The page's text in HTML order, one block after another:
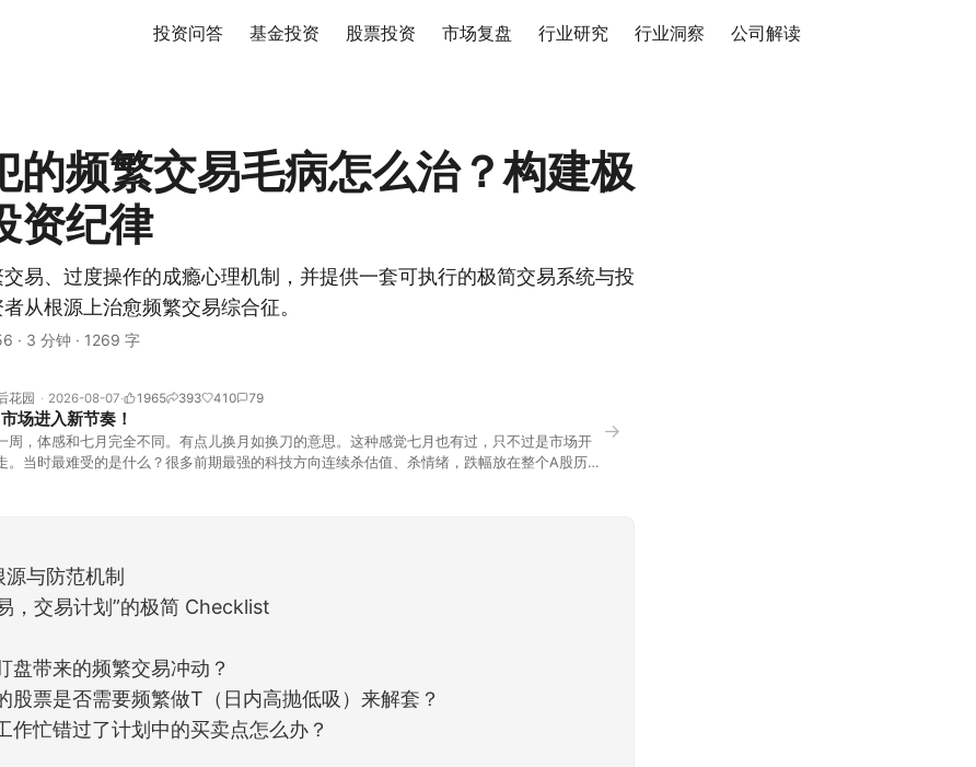
投资问答 基金投资 股票投资 市场复盘 行业研究 行业洞察 公司解读
的频繁交易毛病怎么治？构建极
资纪律
易、过度操作的成瘾心理机制，并提供一套可执行的极简交易系统与投
从根源上治愈频繁交易综合征。
· 3 分钟 · 1269 字
花园 2026-08-07 1965 393 410 79
场进入新节奏！
周，体感和七月完全不同。有点儿换月如换刀的意思。这种感觉七月也有过，只不过是市场开
。当时最难受的是什么？很多前期最强的科技方向连续杀估值、杀情绪，跌幅放在整个A股历史
→
与防范机制
，交易计划”的极简 Checklist
盘带来的频繁交易冲动？
股票是否需要频繁做T（日内高抛低吸）来解套？
作忙错过了计划中的买卖点怎么办？